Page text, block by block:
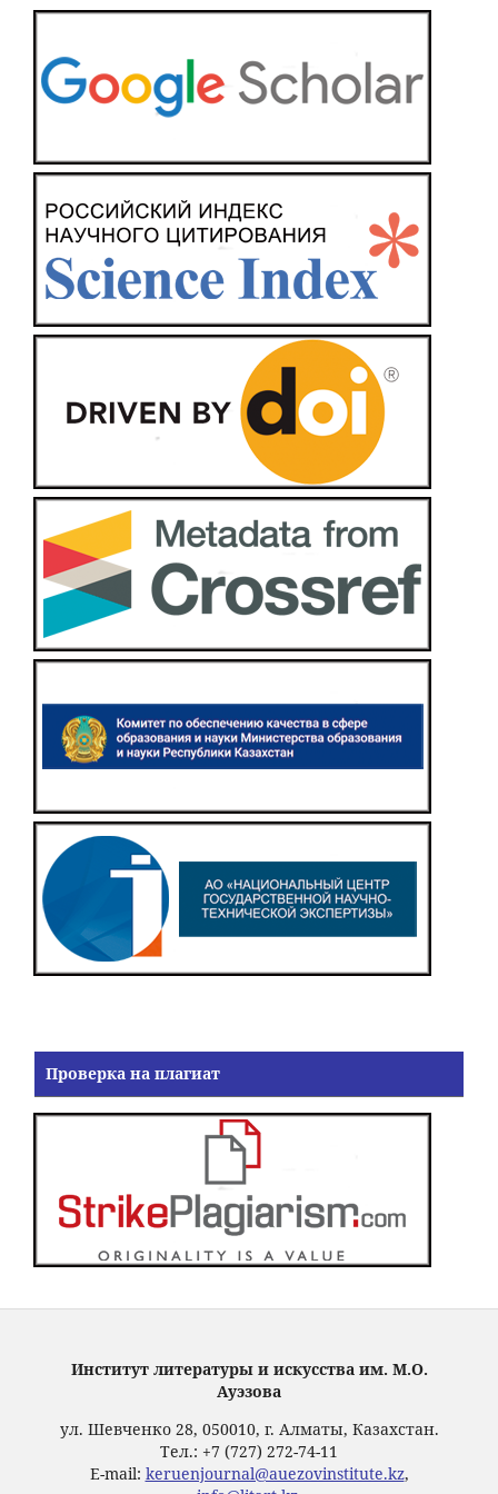
Проверка на плагиат
Институт литературы и искусства им. М.О.
Ауэзова
ул. Шевченко 28, 050010, г. Алматы, Казахстан.
Тел.: +7 (727) 272-74-11
E-mail: keruenjournal@auezovinstitute.kz,